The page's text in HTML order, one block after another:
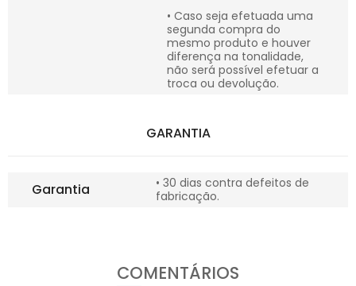
• Caso seja efetuada uma
segunda compra do
mesmo produto e houver
diferença na tonalidade,
não será possível efetuar a
troca ou devolução.
GARANTIA
Garantia
• 30 dias contra defeitos de
fabricação.
COMENTÁRIOS